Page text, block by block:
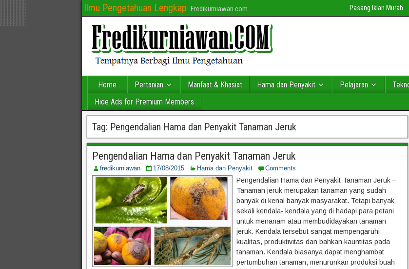
Ilmu Pengetahuan Lengkap Fredikurniawan.com Pasang Iklan Murah
Home Pertanian Manfaat & Khasiat Hama dan Penyakit Pelajaran
Hide Ads for Premium Members
Tag: Pengendalian Hama dan Penyakit Tanaman Jeruk
Pengendalian Hama dan Penyakit Tanaman Jeruk
fredikurniawan 17/08/2015 Hama dan Penyakit Comments
Pengendalian Hama dan Penyakit Tanaman Jeruk –
Tanaman jeruk merupakan tanaman yang sudah
banyak di kenal banyak masyarakat. Tetapi banyak
sekali kendala- kendala yang di hadapi para petani
untuk menanam atau membudidayakan tanaman
jeruk. Kendala tersebut sangat mempengaruhi
kualitas, produktivitas dan bahkan kauntitas pada
tanaman. Kendala biasanya dapat menghambat
pertumbuhan tanaman, menurunkan produksi buah